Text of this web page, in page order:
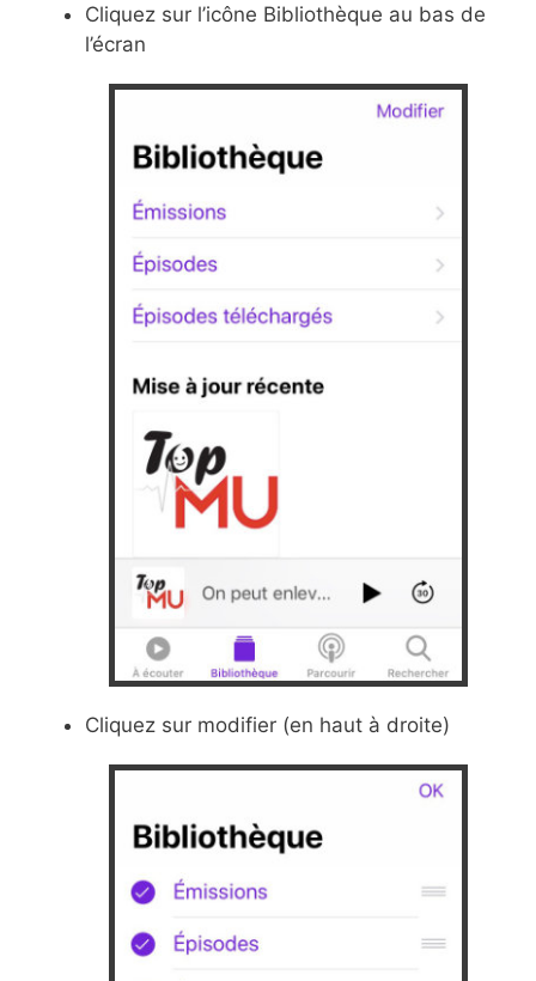
Cliquez sur l’icône Bibliothèque au bas de
l’écran
Cliquez sur modifier (en haut à droite)